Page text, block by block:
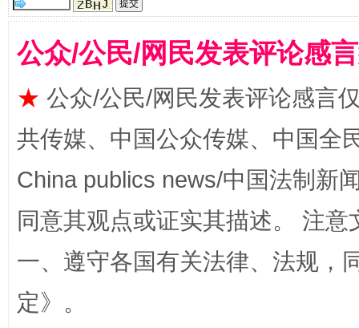
全民健身五年计划来了！等你上场
公众/公民/网民发表评论感
★ 公众/公民/网民发表评论感言
共传媒、中国公众传媒、中国全
China publics news/中国法制新
同意其观点或证实其描述。 注
一、遵守各国有关法律、法规，
定》。